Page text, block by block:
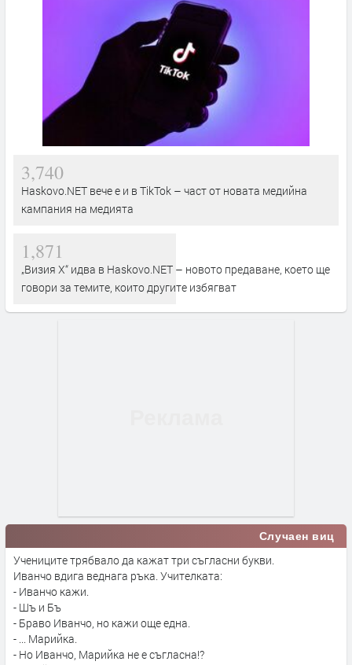
3,740
Haskovo.NET вече е и в TikTok – част от новата медийна
кампания на медията
1,871
„Визия Х“ идва в Haskovo.NET – новото предаване, което ще
говори за темите, които другите избягват
Случаен виц
Учениците трябвало да кажат три съгласни букви.
Иванчо вдига веднага ръка. Учителката:
- Иванчо кажи.
- Шъ и Бъ
- Браво Иванчо, но кажи още една.
- ... Марийка.
- Но Иванчо, Марийка не е съгласна!?